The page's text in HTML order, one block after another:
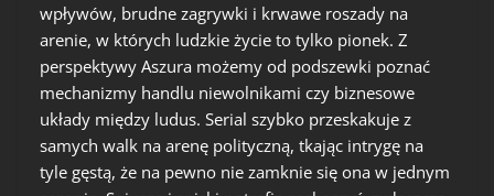
wpływów, brudne zagrywki i krwawe roszady na
arenie, w których ludzkie życie to tylko pionek. Z
perspektywy Aszura możemy od podszewki poznać
mechanizmy handlu niewolnikami czy biznesowe
układy między ludus. Serial szybko przeskakuje z
samych walk na arenę polityczną, tkając intrygę na
tyle gęstą, że na pewno nie zamknie się ona w jednym